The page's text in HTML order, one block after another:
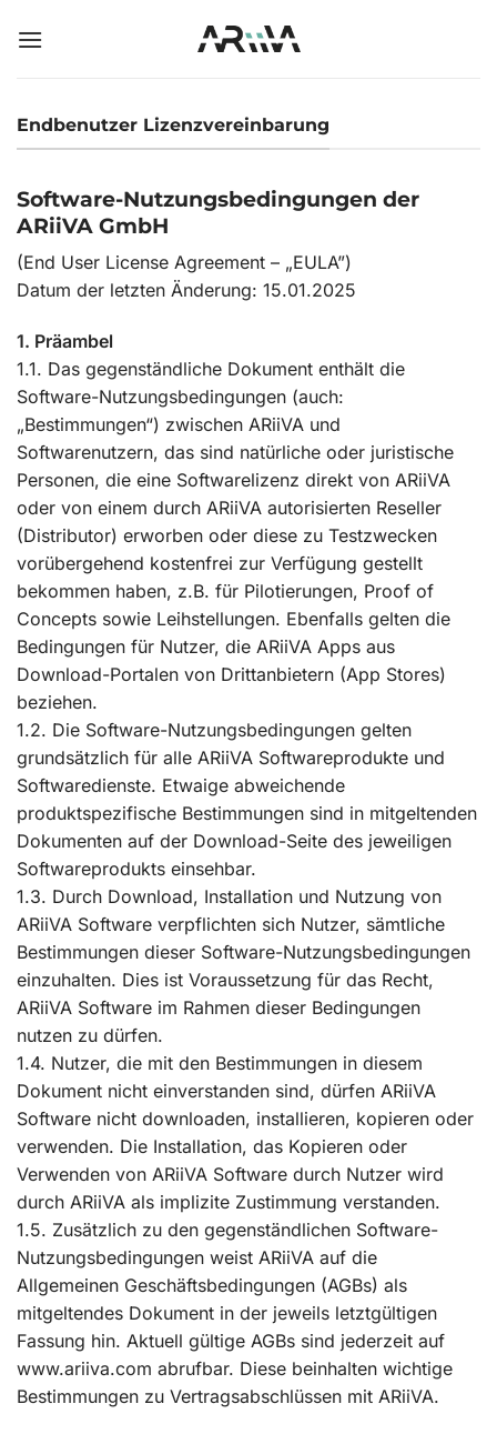
Inhalt
Endbenutzer Lizenzvereinbarung
Software-Nutzungsbedingungen der
ARiiVA GmbH
(End User License Agreement – „EULA”)
Datum der letzten Änderung: 15.01.2025
1. Präambel
1.1. Das gegenständliche Dokument enthält die
Software-Nutzungsbedingungen (auch:
„Bestimmungen“) zwischen ARiiVA und
Softwarenutzern, das sind natürliche oder juristische
Personen, die eine Softwarelizenz direkt von ARiiVA
oder von einem durch ARiiVA autorisierten Reseller
(Distributor) erworben oder diese zu Testzwecken
vorübergehend kostenfrei zur Verfügung gestellt
bekommen haben, z.B. für Pilotierungen, Proof of
Concepts sowie Leihstellungen. Ebenfalls gelten die
Bedingungen für Nutzer, die ARiiVA Apps aus
Download-Portalen von Drittanbietern (App Stores)
beziehen.
1.2. Die Software-Nutzungsbedingungen gelten
grundsätzlich für alle ARiiVA Softwareprodukte und
Softwaredienste. Etwaige abweichende
produktspezifische Bestimmungen sind in mitgeltenden
Dokumenten auf der Download-Seite des jeweiligen
Softwareprodukts einsehbar.
1.3. Durch Download, Installation und Nutzung von
ARiiVA Software verpflichten sich Nutzer, sämtliche
Bestimmungen dieser Software-Nutzungsbedingungen
einzuhalten. Dies ist Voraussetzung für das Recht,
ARiiVA Software im Rahmen dieser Bedingungen
nutzen zu dürfen.
1.4. Nutzer, die mit den Bestimmungen in diesem
Dokument nicht einverstanden sind, dürfen ARiiVA
Software nicht downloaden, installieren, kopieren oder
verwenden. Die Installation, das Kopieren oder
Verwenden von ARiiVA Software durch Nutzer wird
durch ARiiVA als implizite Zustimmung verstanden.
1.5. Zusätzlich zu den gegenständlichen Software-
Nutzungsbedingungen weist ARiiVA auf die
Allgemeinen Geschäftsbedingungen (AGBs) als
mitgeltendes Dokument in der jeweils letztgültigen
Fassung hin. Aktuell gültige AGBs sind jederzeit auf
www.ariiva.com abrufbar. Diese beinhalten wichtige
Bestimmungen zu Vertragsabschlüssen mit ARiiVA.